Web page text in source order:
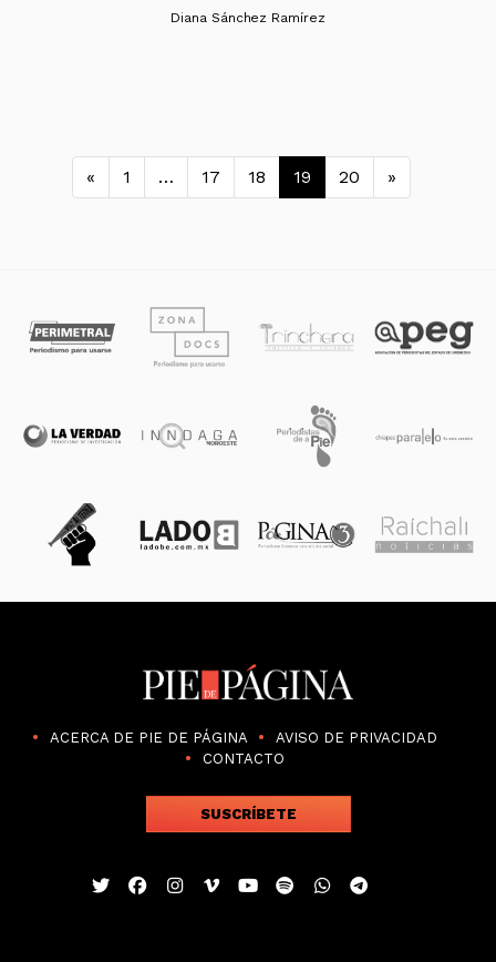
Diana Sánchez Ramírez
Navegación de entradas
« 1 … 17 18 19 20 »
ACERCA DE PIE DE PÁGINA
AVISO DE PRIVACIDAD
CONTACTO
SUSCRÍBETE